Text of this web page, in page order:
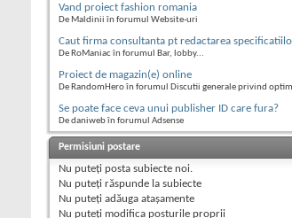
Vand proiect fashion romania
De Maldinii în forumul Website-uri
Caut firma consultanta pt redactarea
De RoManiac în forumul Bar, lobby...
Proiect de magazin(e) online
De RandomHero în forumul Discutii generale privind
Se poate face ceva unui publisher ID care fura?
De daniweb în forumul Adsense
Permisiuni postare
Nu puteţi posta subiecte noi.
Nu puteţi răspunde la subiecte
Nu puteţi adăuga ataşamente
Nu puteţi modifica posturile proprii